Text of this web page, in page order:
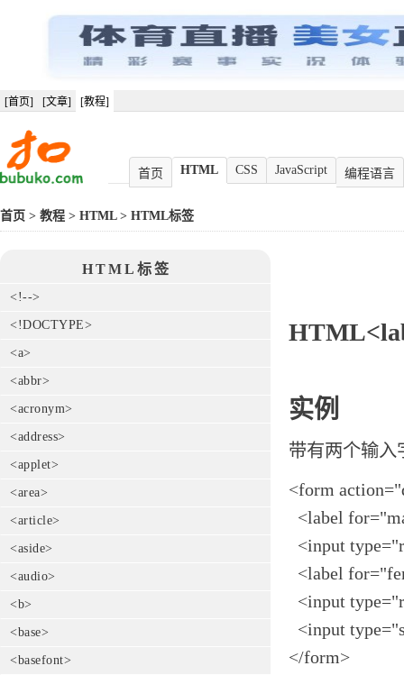
[首页] [文章] [教程]
首页 HTML CSS JavaScript 编程语言
首页 > 教程 > HTML> HTML标签
HTML标签
<!-->
<!DOCTYPE>
<a>
<abbr>
<acronym>
<address>
<applet>
<area>
<article>
<aside>
<audio>
<b>
<base>
<basefont>
实例
带有两个输入
<form
<label
<input
<label
<input
<input
</form>